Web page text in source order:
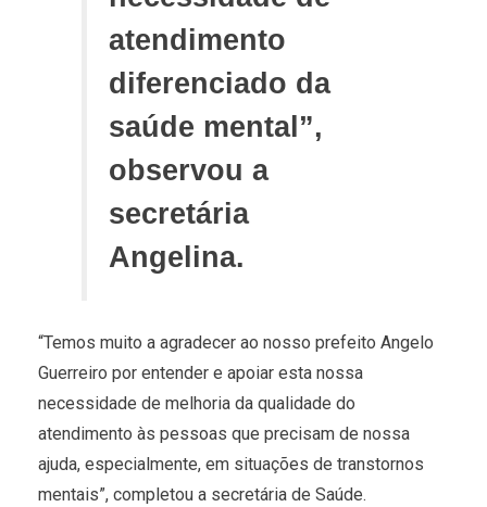
atendimento
diferenciado da
saúde mental”,
observou a
secretária
Angelina.
“Temos muito a agradecer ao nosso prefeito Angelo
Guerreiro por entender e apoiar esta nossa
necessidade de melhoria da qualidade do
atendimento às pessoas que precisam de nossa
ajuda, especialmente, em situações de transtornos
mentais”, completou a secretária de Saúde.